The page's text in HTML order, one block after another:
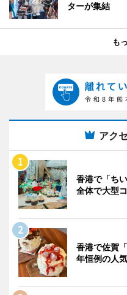
ターが集結
も
アク
香港で「ち
全体で大型
香港で佐賀
年恒例の人